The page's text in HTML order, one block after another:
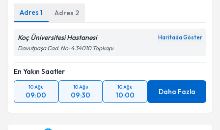
Adres 1 Adres 2
Koç Üniversitesi Hastanesi Haritada Göster
Davutpaşa Cad. No: 4 34010 Topkapı
En Yakın Saatler
10 Ağu
09:00
10 Ağu
09:30
10 Ağu
10:00 Daha Fazla